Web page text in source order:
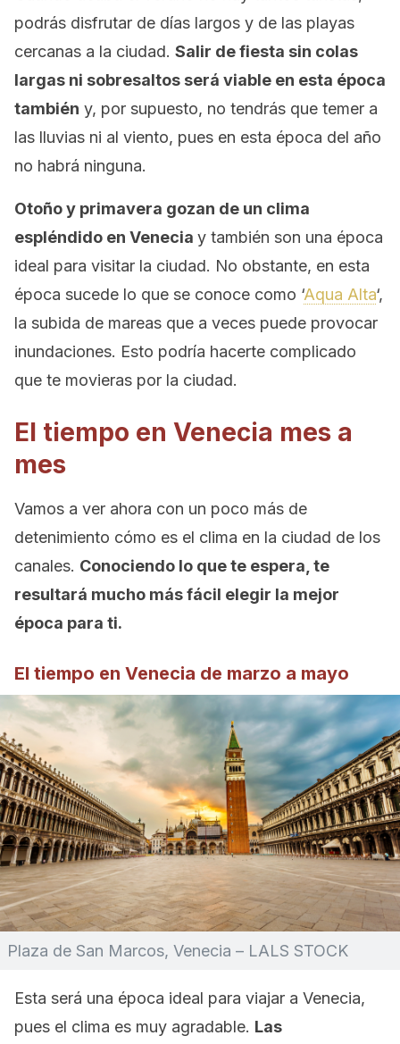
podrás disfrutar de días largos y de las playas
cercanas a la ciudad. Salir de fiesta sin colas
largas ni sobresaltos será viable en esta época
también y, por supuesto, no tendrás que temer a
las lluvias ni al viento, pues en esta época del año
no habrá ninguna.
Otoño y primavera gozan de un clima
espléndido en Venecia y también son una época
ideal para visitar la ciudad. No obstante, en esta
época sucede lo que se conoce como ‘Aqua Alta‘,
la subida de mareas que a veces puede provocar
inundaciones. Esto podría hacerte complicado
que te movieras por la ciudad.
El tiempo en Venecia mes a
mes
Vamos a ver ahora con un poco más de
detenimiento cómo es el clima en la ciudad de los
canales. Conociendo lo que te espera, te
resultará mucho más fácil elegir la mejor
época para ti.
El tiempo en Venecia de marzo a mayo
Plaza de San Marcos, Venecia – LALS STOCK
Esta será una época ideal para viajar a Venecia,
pues el clima es muy agradable. Las